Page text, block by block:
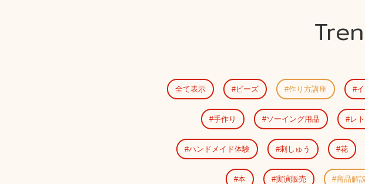
全て表示 ビーズ 作り方講座
手作り ソーイング用品 レ
ハンドメイド体験 刺しゅう 花
本 実演販売 商品解説